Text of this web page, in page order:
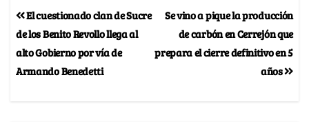
Se vino a pique la producción
de carbón en Cerrejón que
prepara el cierre definitivo en 5
años
El cuestionado clan de Sucre
de los Benito Revollo llega al
alto Gobierno por vía de
Armando Benedetti